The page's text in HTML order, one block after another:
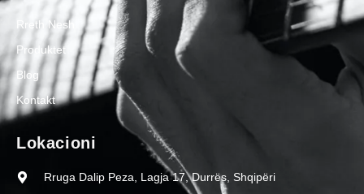
Rreth Nesh
Produktet
Blog
Kontakt
Lokacioni
Rruga Dalip Peza, Lagja 17, Durrës, Shqipëri